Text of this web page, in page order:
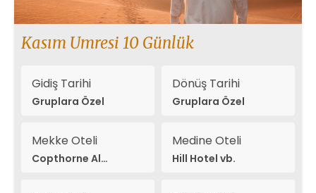
Kasım Umresi 10 Günlük
Gidiş Tarihi
Gruplara Özel
Dönüş Tarihi
Gruplara Özel
Mekke Oteli
Copthorne Al
Medine Oteli
Hill Hotel vb.